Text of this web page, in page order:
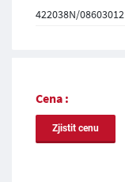
422038N/08603012
Cena :
Zjistit cenu